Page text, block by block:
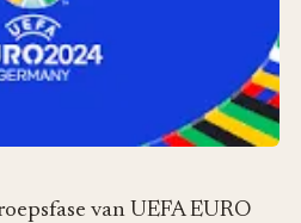
van UEFA EURO